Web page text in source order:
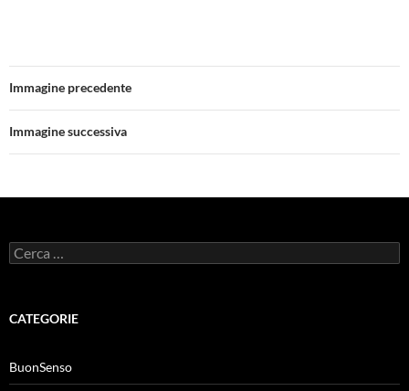
Immagine precedente
Immagine successiva
Ricerca
per:
CATEGORIE
BuonSenso